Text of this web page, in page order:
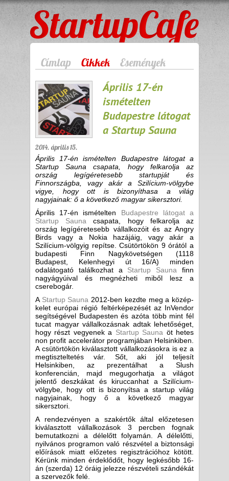
StartupCafe
Címlap Cikkek Események
Április 17-én
ismételten
Budapestre látogat
a Startup Sauna
2014. április 15.
Április 17-én ismételten Budapestre látogat a
Startup Sauna csapata, hogy felkarolja az
ország legígéretesebb startupját és
Finnországba, vagy akár a Szilícium-völgybe
vigye, hogy ott is bizonyíthasa a világ
nagyjainak: ő a következő magyar sikersztori.
Április 17-én ismételten Budapestre látogat a
Startup Sauna csapata, hogy felkarolja az
ország legígéretesebb vállalkozóit és az Angry
Birds vagy a Nokia hazájáig, vagy akár a
Szilícium-völgyig repítse. Csütörtökön 9 órától a
budapesti Finn Nagykövetségen (1118
Budapest, Kelenhegyi út 16/A) minden
odalátogató találkozhat a Startup Sauna finn
nagyágyúival és megnézheti miből lesz a
cserebogár.
A Startup Sauna 2012-ben kezdte meg a közép-
kelet európai régió feltérképezését az InVendor
segítségével Budapesten és azóta több mint fél
tucat magyar vállalkozásnak adtak lehetőséget,
hogy részt vegyenek a Startup Sauna öt hetes
non profit accelerátor programjában Helsinkiben.
A csütörtökön kiválasztott vállalkozásokra is ez a
megtiszteltetés vár. Sőt, aki jól teljesít
Helsinkiben, az prezentálhat a Slush
konferencián, majd megugorhatja a világot
jelentő deszkákat és kiruccanhat a Szilícium-
völgybe, hogy ott is bizonyítsa a startup világ
nagyjainak, hogy ő a következő magyar
sikersztori.
A rendezvényen a szakértők által előzetesen
kiválasztott vállalkozások 3 percben fognak
bemutatkozni a délelőtt folyamán. A délelőtti,
nyilvános programon való részvétel a biztonsági
előírások miatt előzetes regisztrációhoz kötött.
Kérünk minden érdeklődőt, hogy legkésőbb 16-
án (szerda) 12 óráig jelezze részvételi szándékát
a szervezők felé.